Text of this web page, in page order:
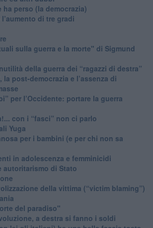
ha perso (la democrazia)
di tre gradi
sulla guerra e la morte" di Sigmund
della guerra dei “ragazzi di destra”
la post-democrazia e l’assenza di
per l’Occidente: portare la guerra
con i “fasci” non ci parlo
Yuga
per i bambini (e per chi non sa
in adolescenza e femminicidi
autoritarismo di Stato
della vittima (“victim blaming”)
del paradiso"
a destra si fanno i soldi